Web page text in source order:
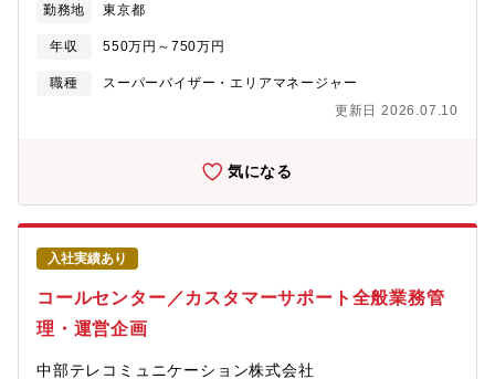
言・活用推進・品質向上・生産性向上を目的としたTech導入施策
の企画立案／実施・カスタマーマーケティング部門や事業企画部
伴い、ビジネス環境はいともたやすく変化します。企業は、不確
実で複雑性が高い環境下で変化し続けなければ生き残っていけま
せん。企業の経営環境の移り変わりにより、個人の「働き方」を
取り巻く状況も大きく変化しています。このような背景から、私
観」の変革が必要とされています。 このような背景から、即戦力
「ビズリーチ」は「雇用の流動化」という側面から支援すること
で「ビジネスパーソンのキャリアの可能性と選択肢を最大化」を
目指しています。今回はそんな想いに賛同し、一緒に事業を創っ
てくれるメンバーを募集中です。【配属部門】ビズリーチ事業部
カスタマーサービス＆ソリューション部 カスタマーエンゲージメ
ントグループ【職務内容】転職サイト「ビズリーチ」のカスタマ
ーサービス&ソリューション部門において、顧客対応の品質・生産
性を高める仕組みを設計・推進するポジションです。メール・電
話対応の実務を起点としながら、VOC分析や業務改善施策の企
経験に応じて、下記業務をお任せいたします。●顧客対応（実
勤務地 東京都
年収 550万円～750万円
職種
スーパーバイザー・エリアマネージャー
更新日 2026.07.10
気になる
入社実績あり
コールセンター／カスタマーサポート全般業務管
理・運営企画
中部テレコミュニケーション株式会社